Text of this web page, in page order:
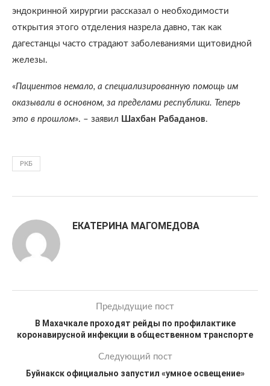
эндокринной хирургии рассказал о необходимости
открытия этого отделения назрела давно, так как
дагестанцы часто страдают заболеваниями щитовидной
железы.
«Пациентов немало, а специализированную помощь им
оказывали в основном, за пределами республики. Теперь
это в прошлом». – заявил Шахбан Рабаданов.
РКБ
ЕКАТЕРИНА МАГОМЕДОВА
Предыдущие пост
В Махачкале проходят рейды по профилактике
коронавирусной инфекции в общественном транспорте
Следующий пост
Буйнакск официально запустил «умное освещение»